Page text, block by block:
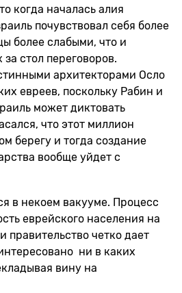
когда началась алия
почувствовал себя более
более слабыми, что и
стол переговоров.
архитекторами Осло
евреев, поскольку Рабин и
может диктовать
что этот миллион
берегу и тогда создание
вообще уйдет с
в некоем вакууме. Процесс
еврейского населения на
правительство четко дает
ни в каких
вину на